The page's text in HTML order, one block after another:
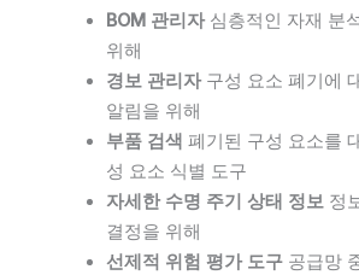
BOM 관리자심층적인 자재 분
위해
경보 관리자구성 요소 폐기에
알림을 위해
부품 검색 폐기된 구성 요소를
성 요소 식별 도구
자세한 수명 주기 상태 정보정
결정을 위해
선제적 위험 평가 도구공급망